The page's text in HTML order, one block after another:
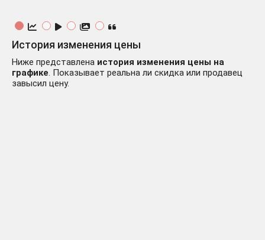
История изменения цены
Ниже представлена история изменения цены на
графике. Показывает реальна ли скидка или продавец
завысил цену.